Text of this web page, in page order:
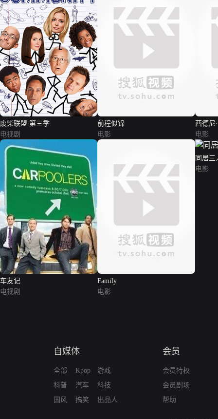
废柴联盟 第三季
电视剧
前程似锦
电影
西德尼
电影
车友记
电视剧
Family
电影
同居三
电影
自媒体
全部
科普
国风
Kpop
汽车
搞笑
游戏
科技
出品人
会员
会员特权
会员剧场
帮助